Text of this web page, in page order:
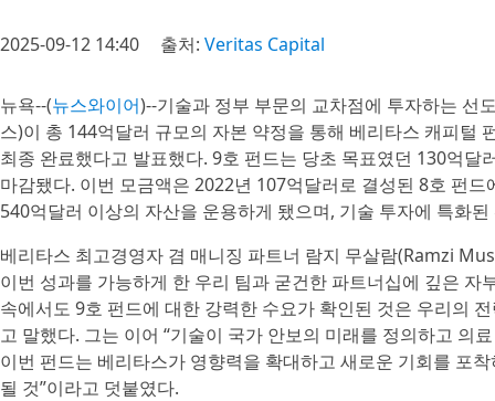
2025-09-12 14:40 출처: Veritas Capital
뉴욕--(뉴스와이어)--기술과 정부 부문의 교차점에 투자하는 선
스)이 총 144억달러 규모의 자본 약정을 통해 베리타스 캐피털
최종 완료했다고 발표했다. 9호 펀드는 당초 목표였던 130억
마감됐다. 이번 모금액은 2022년 107억달러로 결성된 8호 펀
540억달러 이상의 자산을 운용하게 됐으며, 기술 투자에 특화
베리타스 최고경영자 겸 매니징 파트너 람지 무살람(Ramzi
이번 성과를 가능하게 한 우리 팀과 굳건한 파트너십에 깊은 자
속에서도 9호 펀드에 대한 강력한 수요가 확인된 것은 우리의
고 말했다. 그는 이어 “기술이 국가 안보의 미래를 정의하고 의
이번 펀드는 베리타스가 영향력을 확대하고 새로운 기회를 포
될 것”이라고 덧붙였다.